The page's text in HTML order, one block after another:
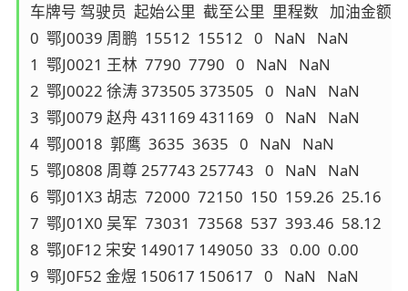
车牌号 驾驶员  起始公里  截至公里  里程数   加油金额
0  鄂J0039 周鹏  15512  15512   0   NaN   NaN
1  鄂J0021 王林  7790  7790   0   NaN   NaN
2  鄂J0022 徐涛 373505 373505   0   NaN   NaN
3  鄂J0079 赵舟 431169 431169   0   NaN   NaN
4  鄂J0018  郭鹰  3635  3635   0   NaN   NaN
5  鄂J0808 周尊 257743 257743   0   NaN   NaN
6  鄂J01X3 胡志  72000  72150  150  159.26  25.16
7  鄂J01X0 吴军  73031  73568  537  393.46  58.12
8  鄂J0F12 宋安 149017 149050  33   0.00  0.00
9  鄂J0F52 金煜 150617 150617   0   NaN   NaN